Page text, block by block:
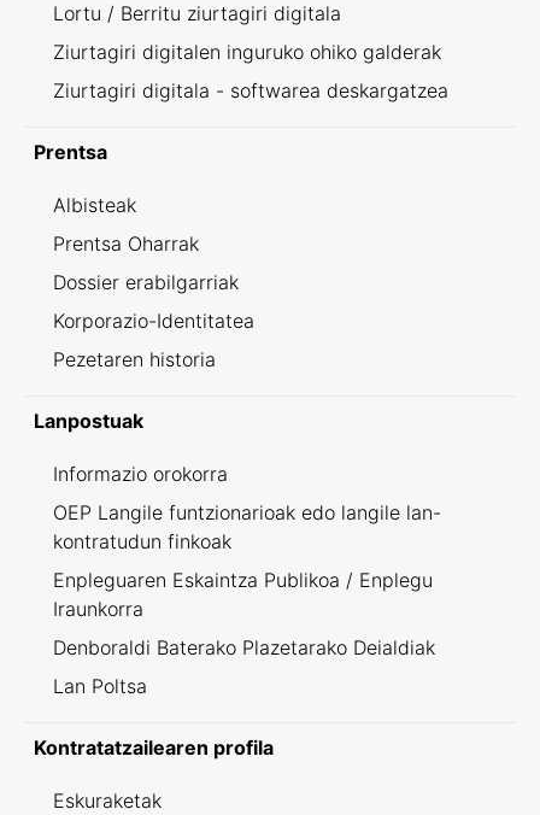
Lortu / Berritu ziurtagiri digitala
Ziurtagiri digitalen inguruko ohiko galderak
Ziurtagiri digitala - softwarea deskargatzea
Prentsa
Albisteak
Prentsa Oharrak
Dossier erabilgarriak
Korporazio-Identitatea
Pezetaren historia
Lanpostuak
Informazio orokorra
OEP Langile funtzionarioak edo langile lan-
kontratudun finkoak
Enpleguaren Eskaintza Publikoa / Enplegu
Iraunkorra
Denboraldi Baterako Plazetarako Deialdiak
Lan Poltsa
Kontratatzailearen profila
Eskuraketak